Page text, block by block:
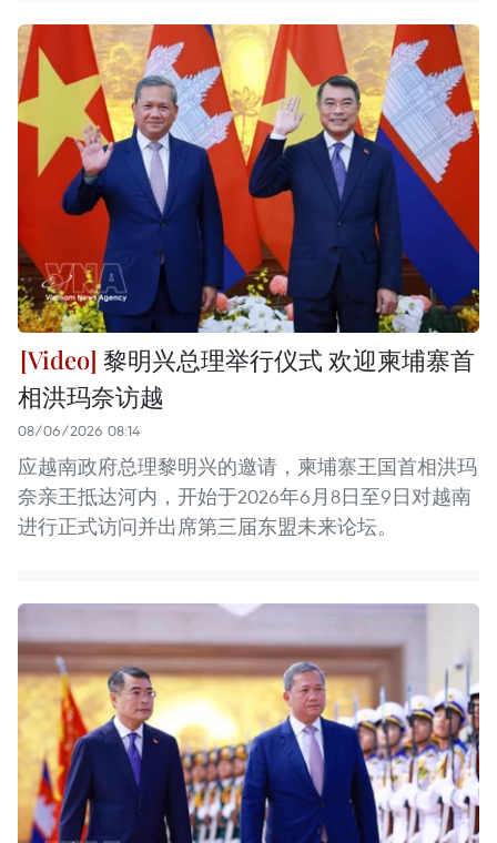
黎明兴总理举行仪式 欢迎柬埔寨首
相洪玛奈访越
08/06/2026 08:14
应越南政府总理黎明兴的邀请，柬埔寨王国首相洪玛
奈亲王抵达河内，开始于2026年6月8日至9日对越南
进行正式访问并出席第三届东盟未来论坛。